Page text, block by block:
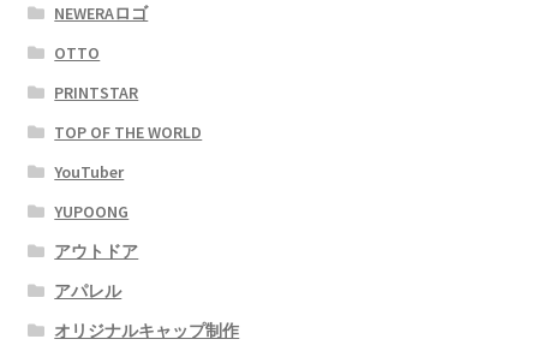
NEWERAロゴ
OTTO
PRINTSTAR
TOP OF THE WORLD
YouTuber
YUPOONG
アウトドア
アパレル
オリジナルキャップ制作